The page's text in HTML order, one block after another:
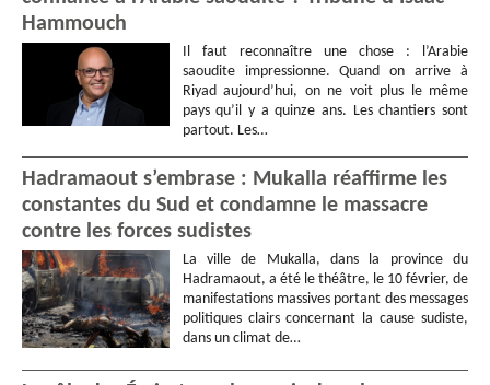
Hammouch
Il faut reconnaître une chose : l’Arabie
saoudite impressionne. Quand on arrive à
Riyad aujourd’hui, on ne voit plus le même
pays qu’il y a quinze ans. Les chantiers sont
partout. Les…
Hadramaout s’embrase : Mukalla réaffirme les
constantes du Sud et condamne le massacre
contre les forces sudistes
La ville de Mukalla, dans la province du
Hadramaout, a été le théâtre, le 10 février, de
manifestations massives portant des messages
politiques clairs concernant la cause sudiste,
dans un climat de…